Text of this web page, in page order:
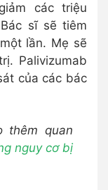
các triệu
sĩ sẽ tiêm
lần. Mẹ sẽ
Palivizumab
của các bác
thêm quan
nguy cơ bị